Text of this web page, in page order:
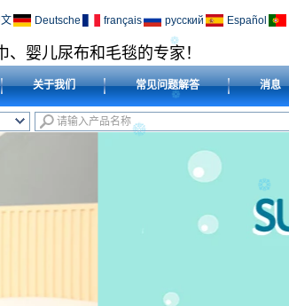
、婴儿尿布和毛毯的专家！
Deutsche français русский Español
关于我们 常见问题解答 消息